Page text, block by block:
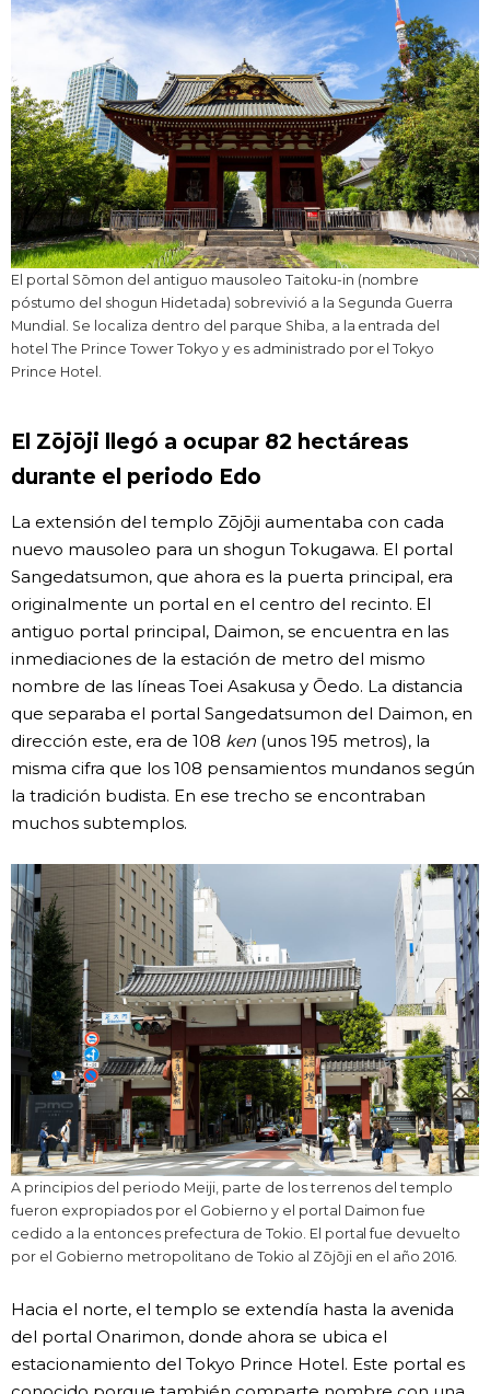
El portal Sōmon del antiguo mausoleo Taitoku-in (nombre
póstumo del shogun Hidetada) sobrevivió a la Segunda Guerra
Mundial. Se localiza dentro del parque Shiba, a la entrada del
hotel The Prince Tower Tokyo y es administrado por el Tokyo
Prince Hotel.
El Zōjōji llegó a ocupar 82 hectáreas
durante el periodo Edo
La extensión del templo Zōjōji aumentaba con cada
nuevo mausoleo para un shogun Tokugawa. El portal
Sangedatsumon, que ahora es la puerta principal, era
originalmente un portal en el centro del recinto. El
antiguo portal principal, Daimon, se encuentra en las
inmediaciones de la estación de metro del mismo
nombre de las líneas Toei Asakusa y Ōedo. La distancia
que separaba el portal Sangedatsumon del Daimon, en
dirección este, era de 108 ken (unos 195 metros), la
misma cifra que los 108 pensamientos mundanos según
la tradición budista. En ese trecho se encontraban
muchos subtemplos.
A principios del periodo Meiji, parte de los terrenos del templo
fueron expropiados por el Gobierno y el portal Daimon fue
cedido a la entonces prefectura de Tokio. El portal fue devuelto
por el Gobierno metropolitano de Tokio al Zōjōji en el año 2016.
Hacia el norte, el templo se extendía hasta la avenida
del portal Onarimon, donde ahora se ubica el
estacionamiento del Tokyo Prince Hotel. Este portal es